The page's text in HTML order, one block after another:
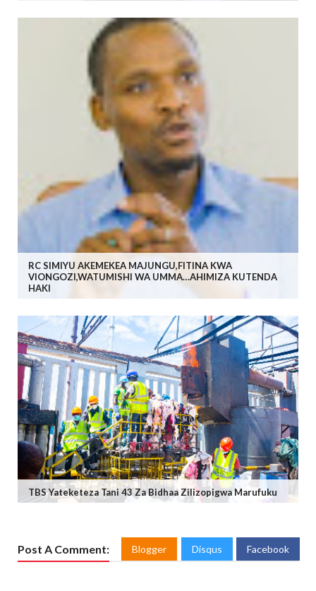
RC SIMIYU AKEMEKEA MAJUNGU,FITINA KWA
VIONGOZI,WATUMISHI WA UMMA…AHIMIZA KUTENDA
HAKI
TBS Yateketeza Tani 43 Za Bidhaa Zilizopigwa Marufuku
Post A Comment: Blogger Disqus Facebook